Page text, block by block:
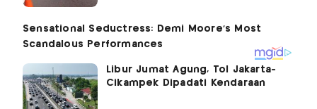
Libur Jumat Agung, Tol Jakarta-
Cikampek Dipadati Kendaraan